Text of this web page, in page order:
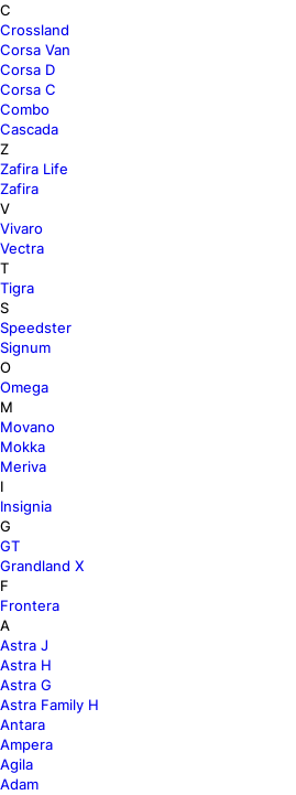
C
Crossland
Corsa Van
Corsa D
Corsa C
Combo
Cascada
Z
Zafira Life
Zafira
V
Vivaro
Vectra
T
Tigra
S
Speedster
Signum
O
Omega
M
Movano
Mokka
Meriva
I
Insignia
G
GT
Grandland X
F
Frontera
A
Astra J
Astra H
Astra G
Astra Family H
Antara
Ampera
Agila
Adam